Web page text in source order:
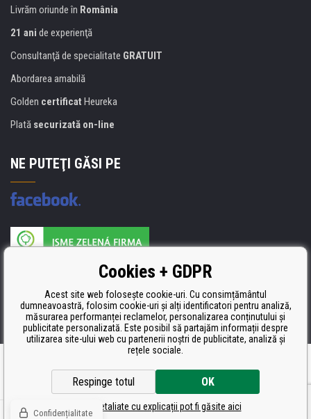
Livrăm oriunde în România
21 ani de experienţă
Consultanţă de specialitate GRATUIT
Abordarea amabilă
Golden certificat Heureka
Plată securizată on-line
NE PUTEŢI GĂSI PE
Producătorul umpluturii de rezervă este certificat
ISO 9001, ISO 14001 şi STMC.
Ecommerce solutionsBINARGON.cz
Cookies + GDPR
Acest site web folosește cookie-uri. Cu consimțământul
dumneavoastră, folosim cookie-uri și alți identificatori pentru analiză,
măsurarea performanței reclamelor, personalizarea conținutului și
publicitate personalizată. Este posibil să partajăm informații despre
utilizarea site-ului web cu partenerii noștri de publicitate, analiză și
rețele sociale.
Respinge totul OK
Setări detaliate cu explicații pot fi găsite aici
Confidențialitate